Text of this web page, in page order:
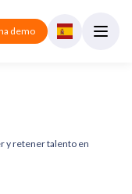
demo
y retener talento en